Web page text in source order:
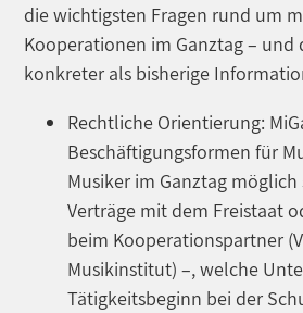
die wichtigsten Fragen rund um
Kooperationen im Ganztag – und
konkreter als bisherige
Rechtliche Orientierung:
Beschäftigungsformen für
Musiker im Ganztag möglich
Verträge mit dem Freistaat
beim Kooperationspartner
Musikinstitut) –, welche
Tätigkeitsbeginn bei der